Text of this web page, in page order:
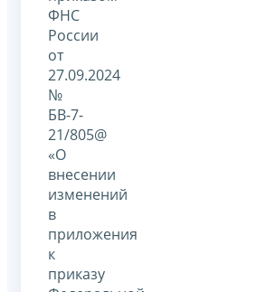
ФНС
России
от
27.09.2024
№
БВ-7-
21/805@
«О
внесении
изменений
в
приложения
к
приказу